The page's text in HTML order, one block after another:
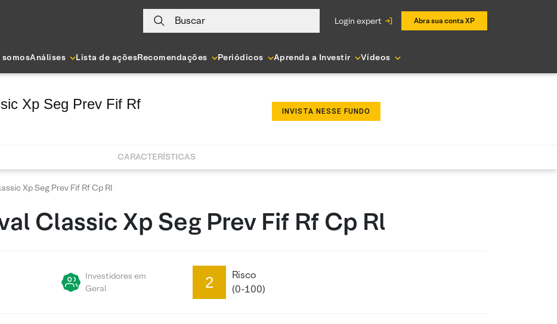
Buscar login expert Abra sua conta XP
somosAnálises Lista de açõesRecomendações Periódicos Aprenda a Investir Vídeos
Xp Seg Prev Fif Rf
INVISTA NESSE FUNDO
CARACTERÍSTICAS
Xp Seg Prev Fif Rf Cp Rl
Classic Xp Seg Prev Fif Rf Cp Rl
Investidores em
Geral
2
Risco
(0-100)